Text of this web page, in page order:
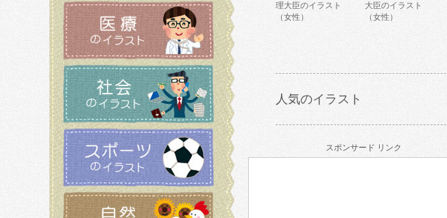
理大臣のイラスト
（女性）
大臣のイラスト
（女性）
人気のイラスト
スポンサード リンク